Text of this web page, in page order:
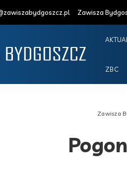
Zawisza
ZBC
Zawisza